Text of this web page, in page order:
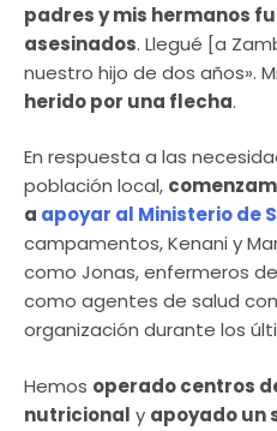
padres y mis hermanos
asesinados. Llegué [a
nuestro hijo de dos años».
herido por una flecha.
En respuesta a las
población local,
a apoyar al Ministerio de
campamentos, Kenani y
como Jonas, enfermeros
como agentes de salud
organización durante los
Hemos operado centros
nutricional y apoyado un